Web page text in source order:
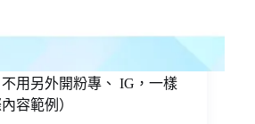
用另外開粉專、 IG，一樣
容範例）